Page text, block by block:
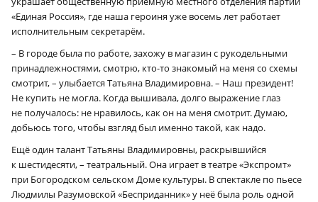
«Единая Россия», где наша героиня уже восемь лет работает
исполнительным секретарём.
– В городе была по работе, захожу в магазин с рукодельными
принадлежностями, смотрю, кто-то знакомый на меня со схемы
смотрит, – улыбается Татьяна Владимировна. – Наш президент!
Не купить не могла. Когда вышивала, долго выражение глаз
не получалось: не нравилось, как он на меня смотрит. Думаю,
добьюсь того, чтобы взгляд был именно такой, как надо.
Ещё один талант Татьяны Владимировны, раскрывшийся
к шестидесяти, – театральный. Она играет в театре «Экспромт»
при Богородском сельском Доме культуры. В спектакле по пьесе
Людмилы Разумовской «Бесприданник» у неё была роль одной